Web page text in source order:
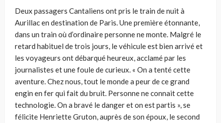
Deux passagers Cantaliens ont pris le train de nuit à
Aurillac en destination de Paris. Une première étonnante,
dans un train où d’ordinaire personne ne monte. Malgré le
retard habituel de trois jours, le véhicule est bien arrivé et
les voyageurs ont débarqué heureux, acclamé par les
journalistes et une foule de curieux. « On a tenté cette
aventure. Chez nous, tout le monde a peur de ce grand
engin en fer qui fait du bruit. Personne ne connait cette
technologie. On a bravé le danger et on est partis », se
félicite Henriette Gruton, auprès de son époux, le second